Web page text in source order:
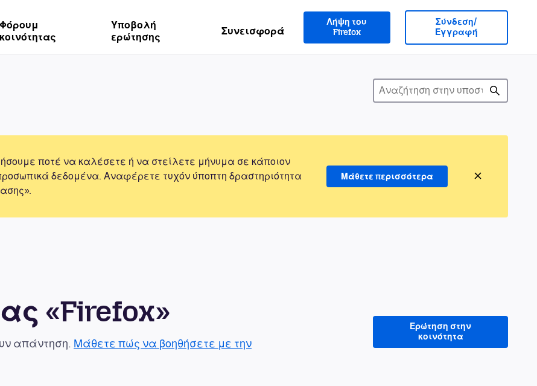
Φόρουμ
κοινότητας
Υποβολή
ερώτησης
Συνεισφορά
Λήψη του
Firefox
Σύνδεση/
Εγγραφή
ποτέ να καλέσετε ή να στείλετε μήνυμα σε κάποιον
δεδομένα. Αναφέρετε τυχόν ύποπτη δραστηριότητα
Μάθετε περισσότερα
«Firefox»
απάντηση. Μάθετε πώς να βοηθήσετε με την
Ερώτηση στην
κοινότητα